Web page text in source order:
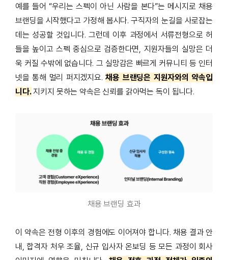
예를 들어 “우리는 스펙이 아닌 사람을 본다”는 메시지로 채용
브랜딩을 시작했다고 가정해 봅시다. 구직자의 눈길을 사로잡는
데는 성공할 것입니다. 그런데 이후 과정에서 서류전형으로 허
들을 높이고 스펙 중심으로 검증한다면, 지원자들의 실망은 더
욱 커질 수밖에 없습니다. 그 실망감은 빠르게 커뮤니티 등 인터
넷을 통해 멀리 퍼지겠지요.채용 브랜딩은 지원자와의 약속입
니다.지키지 못하는 약속은 신뢰를 갉아먹는 독이 됩니다.
채용 브랜딩 효과
이 약속은 전형 이후의 경험에도 이어져야 합니다. 채용 결과 안
내, 합격자 처우 조율, 신규 입사자 온보딩 등 모든 과정이 회사